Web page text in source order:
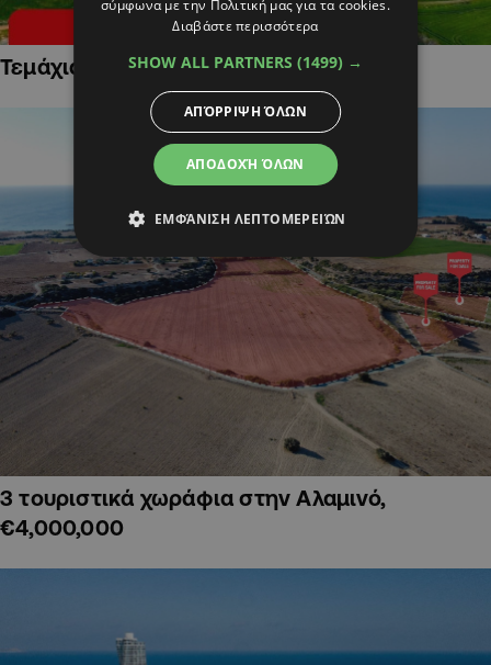
Τεμάχια Γης σε Οικιστικές Περιοχές
3 τουριστικά χωράφια στην Αλαμινό,
€4,000,000
σύμφωνα με την Πολιτική μας για τα cookies.
Διαβάστε περισσότερα
SHOW ALL PARTNERS (1499) →
ΑΠΟΔΟΧΉ ΌΛΩΝ
ΑΠΌΡΡΙΨΗ ΌΛΩΝ
ΕΜΦΆΝΙΣΗ ΛΕΠΤΟΜΕΡΕΙΏΝ